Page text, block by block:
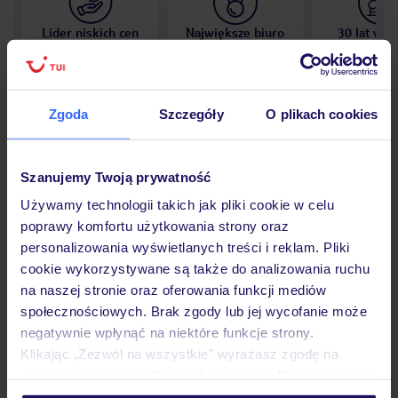
Zgoda Szczegóły O plikach cookies
Szanujemy Twoją prywatność
Używamy technologii takich jak pliki cookie w celu
poprawy komfortu użytkowania strony oraz
personalizowania wyświetlanych treści i reklam. Pliki
cookie wykorzystywane są także do analizowania ruchu
na naszej stronie oraz oferowania funkcji mediów
społecznościowych. Brak zgody lub jej wycofanie może
negatywnie wpłynąć na niektóre funkcje strony.
Klikając „Zezwól na wszystkie” wyrażasz zgodę na
Lider niskich cen
Największe biuro
30 lat w
Opinie
Pokoje
Wyżywienie